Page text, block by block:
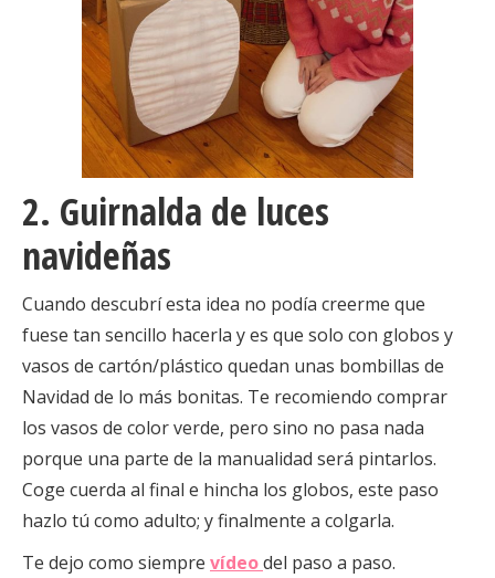
2. Guirnalda de luces
navideñas
Cuando descubrí esta idea no podía creerme que
fuese tan sencillo hacerla y es que solo con globos y
vasos de cartón/plástico quedan unas bombillas de
Navidad de lo más bonitas. Te recomiendo comprar
los vasos de color verde, pero sino no pasa nada
porque una parte de la manualidad será pintarlos.
Coge cuerda al final e hincha los globos, este paso
hazlo tú como adulto; y finalmente a colgarla.
Te dejo como siempre vídeodel paso a paso.